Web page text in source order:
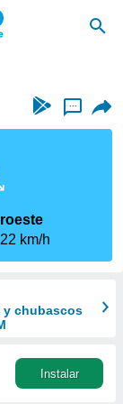
...
22 km/h
y chubascos
Instalar